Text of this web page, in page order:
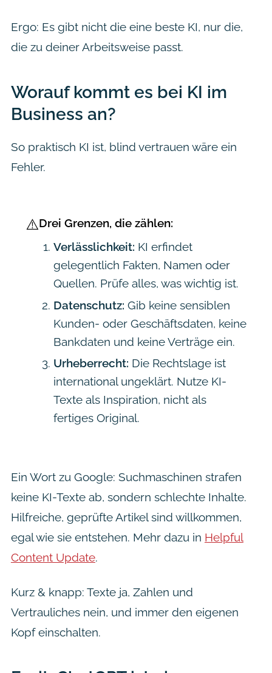
Ergo: Es gibt nicht die eine beste KI, nur die,
die zu deiner Arbeitsweise passt.
Worauf kommt es bei KI im
Business an?
So praktisch KI ist, blind vertrauen wäre ein
Fehler.
⚠️Drei Grenzen, die zählen:
Verlässlichkeit: KI erfindet
gelegentlich Fakten, Namen oder
Quellen. Prüfe alles, was wichtig ist.
Datenschutz: Gib keine sensiblen
Kunden- oder Geschäftsdaten, keine
Bankdaten und keine Verträge ein.
Urheberrecht: Die Rechtslage ist
international ungeklärt. Nutze KI-
Texte als Inspiration, nicht als
fertiges Original.
Ein Wort zu Google: Suchmaschinen strafen
keine KI-Texte ab, sondern schlechte Inhalte.
Hilfreiche, geprüfte Artikel sind willkommen,
egal wie sie entstehen. Mehr dazu in Helpful
Content Update.
Kurz & knapp: Texte ja, Zahlen und
Vertrauliches nein, und immer den eigenen
Kopf einschalten.